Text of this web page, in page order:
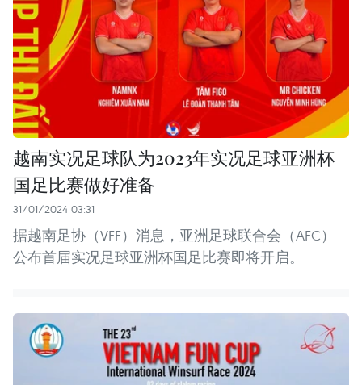
越南实况足球队为2023年实况足球亚洲杯
国足比赛做好准备
31/01/2024 03:31
据越南足协（VFF）消息，亚洲足球联合会（AFC）
公布首届实况足球亚洲杯国足比赛即将开启。